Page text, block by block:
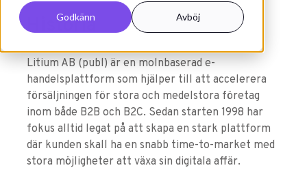
Godkänn Avböj
Historia
Litium AB (publ) är en molnbaserad e-
handelsplattform som hjälper till att accelerera
försäljningen för stora och medelstora företag
inom både B2B och B2C. Sedan starten 1998 har
fokus alltid legat på att skapa en stark plattform
där kunden skall ha en snabb time-to-market med
stora möjligheter att växa sin digitala affär.